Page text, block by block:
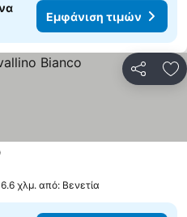
Εμφάνιση τιμών
χλμ. από: Βενετία